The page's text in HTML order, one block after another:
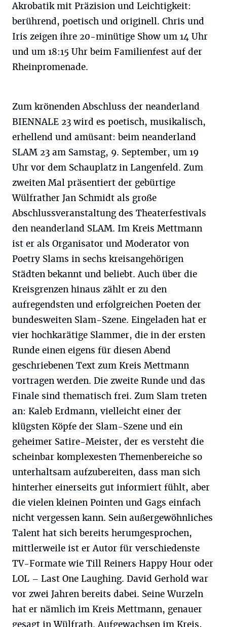
Akrobatik mit Präzision und Leichtigkeit:
berührend, poetisch und originell. Chris und
Iris zeigen ihre 20-minütige Show um 14 Uhr
und um 18:15 Uhr beim Familienfest auf der
Rheinpromenade.
Zum krönenden Abschluss der neanderland
BIENNALE 23 wird es poetisch, musikalisch,
erhellend und amüsant: beim neanderland
SLAM 23 am Samstag, 9. September, um 19
Uhr vor dem Schauplatz in Langenfeld. Zum
zweiten Mal präsentiert der gebürtige
Wülfrather Jan Schmidt als große
Abschlussveranstaltung des Theaterfestivals
den neanderland SLAM. Im Kreis Mettmann
ist er als Organisator und Moderator von
Poetry Slams in sechs kreisangehörigen
Städten bekannt und beliebt. Auch über die
Kreisgrenzen hinaus zählt er zu den
aufregendsten und erfolgreichen Poeten der
bundesweiten Slam-Szene. Eingeladen hat er
vier hochkarätige Slammer, die in der ersten
Runde einen eigens für diesen Abend
geschriebenen Text zum Kreis Mettmann
vortragen werden. Die zweite Runde und das
Finale sind thematisch frei. Zum Slam treten
an: Kaleb Erdmann, vielleicht einer der
klügsten Köpfe der Slam-Szene und ein
geheimer Satire-Meister, der es versteht die
scheinbar komplexesten Themenbereiche so
unterhaltsam aufzubereiten, dass man sich
hinterher einerseits gut informiert fühlt, aber
die vielen kleinen Pointen und Gags einfach
nicht vergessen kann. Sein außergewöhnliches
Talent hat sich bereits herumgesprochen,
mittlerweile ist er Autor für verschiedenste
TV-Formate wie Till Reiners Happy Hour oder
LOL – Last One Laughing. David Gerhold war
vor zwei Jahren bereits dabei. Seine Wurzeln
hat er nämlich im Kreis Mettmann, genauer
gesagt in Wülfrath. Aufgewachsen im Kreis,